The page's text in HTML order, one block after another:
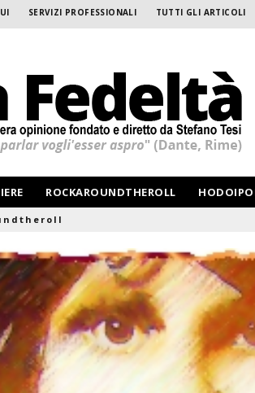
SERVIZI PROFESSIONALI TUTTI GLI ARTICOLI
ROCKAROUNDTHEROLL